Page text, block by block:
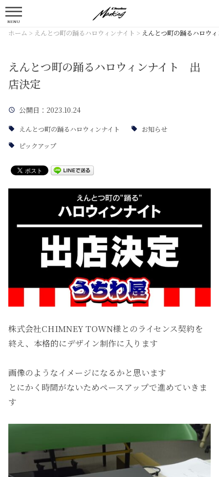
MENU
ホーム > えんとつ町の踊るハロウィンナイト > えんとつ町の踊るハロウ
えんとつ町の踊るハロウィンナイト 出
店決定
公開日 ：2023.10.24
えんとつ町の踊るハロウィンナイト
お知らせ
ピックアップ
株式会社CHIMNEY TOWN様とのライセンス契約を
終え、本格的にデザイン制作に入ります
画像のようなイメージになるかと思います
とにかく時間がないためペースアップで進めていきま
す